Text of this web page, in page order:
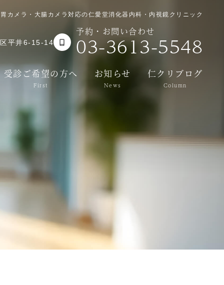
カメラ・大腸カメラ対応の仁愛堂消化器内科・内視鏡クリニック
平井6-15-14
予約・お問い合わせ
03-3613-5548
受診ご希望の方へ
First
お知らせ
News
仁クリブログ
Column